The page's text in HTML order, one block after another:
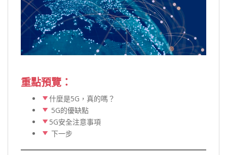
重點預覽：
什麼是5G，真的嗎？
5G的優缺點
5G安全注意事項
下一步